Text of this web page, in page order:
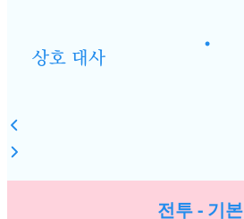
상호 대사
•
전투 - 기본